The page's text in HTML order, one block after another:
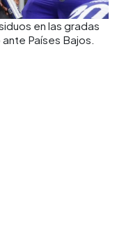
en las gradas
Países Bajos.